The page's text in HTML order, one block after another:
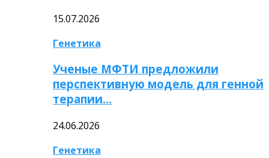
15.07.2026
Генетика
Ученые МФТИ предложили
перспективную модель для генной
терапии…
24.06.2026
Генетика